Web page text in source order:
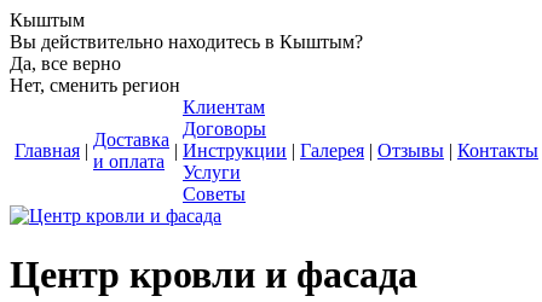
Кыштым
Вы действительно находитесь в Кыштым?
Да, все верно
Нет, сменить регион
Главная |
Доставка
и оплата
|
Клиентам
Договоры
Инструкции
Услуги
Советы
| Галерея | Отзывы | Контакты
Центр кровли и фасада